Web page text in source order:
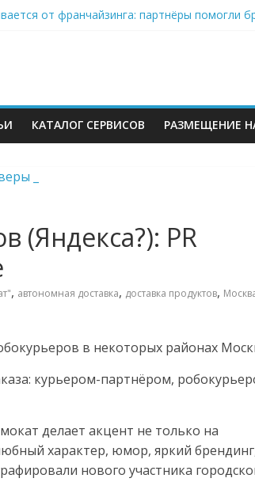
от франчайзинга: партнёры помогли
продажи на 37% в 2026
уже имеют альтернативу или начали её
КАТАЛОГ СЕРВИСОВ РАЗМЕЩЕНИЕ
(Яндекса?): PR
, автономная доставка, доставка продуктов,
в некоторых районах
курьером-партнёром,
делает акцент не только на
характер, юмор, яркий
нового участника